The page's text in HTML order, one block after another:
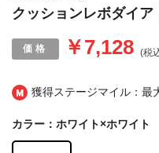
獲得ステージマイル：最
クッションレボダイア
￥7,128 (税
カラー：ホワイト×ホワイト